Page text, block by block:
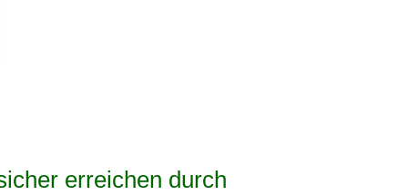
erreichen durch